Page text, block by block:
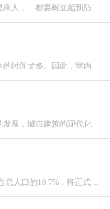
人，，都要树立起预防
时间尤多。因此，室内
发展，城市建筑的现代化
总人口的10.7%，将正式进